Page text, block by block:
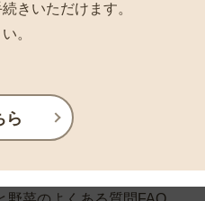
きいただけます。
。
ら